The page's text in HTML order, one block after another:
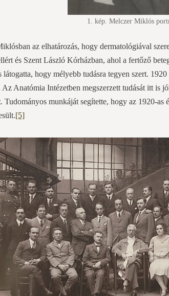
1. kép. Melczer Miklós
az elhatározás, hogy dermatológiával
és Szent László Kórházban, ahol a fertőző
hogy mélyebb tudásra tegyen szert.
Anatómia Intézetben megszerzett tudását itt is
Tudományos munkáját segítette, hogy az 1920-
[5]